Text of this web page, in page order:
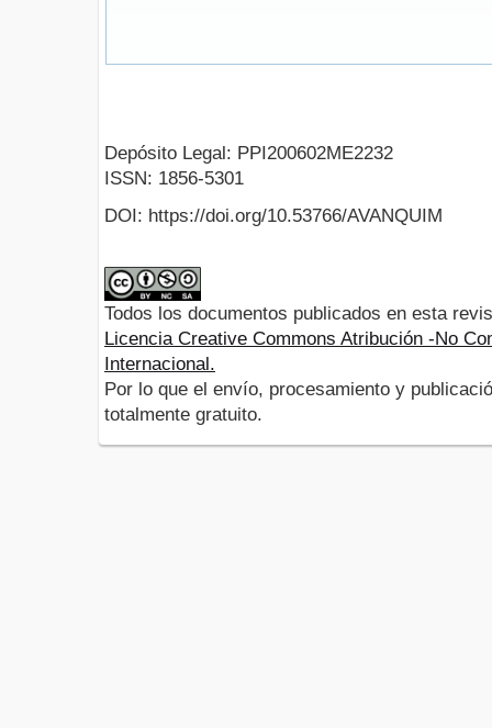
Depósito Legal: PPI200602ME2232
ISSN: 1856-5301
DOI: https://doi.org/10.53766/AVANQUIM
Todos los documentos publicados en esta
Licencia Creative Commons Atribución -No
Internacional.
Por lo que el envío, procesamiento y
totalmente gratuito.